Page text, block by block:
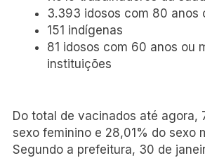
3.393 idosos com 80 anos
151 indígenas
81 idosos com 60 anos ou
instituições
Do total de vacinados até agora,
sexo feminino e 28,01% do sexo
Segundo a prefeitura, 30 de